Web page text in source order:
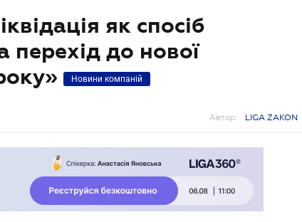
як спосіб
перехід до нової
Новини компаній
Автор: LIGA ZAKON